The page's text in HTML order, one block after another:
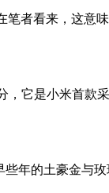
者看来，这意
，它是小米首
年的土豪金与